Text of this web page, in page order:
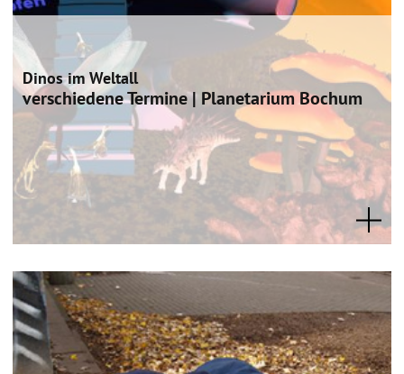
Dinos im Weltall
verschiedene Termine | Planetarium Bochum